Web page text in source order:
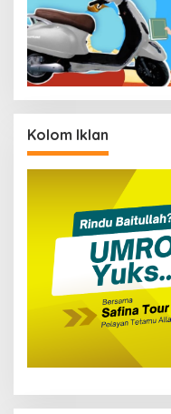
Kolom Iklan